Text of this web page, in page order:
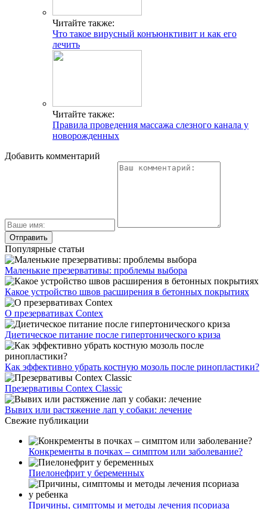
Читайте также:
Что такое вирусный конъюнктивит и как его
лечить
Читайте также:
Правила проведения массажа слезного канала у
новорожденных
Добавить комментарий
Популярные статьи
Маленькие презервативы: проблемы выбора
Какое устройство швов расширения в бетонных покрытиях
О презервативах Contex
Диетическое питание после гипертонического криза
Как эффективно убрать костную мозоль после ринопластики?
Презервативы Contex Classic
Вывих или растяжение лап у собаки: лечение
Свежие публикации
Конкременты в почках – симптом или заболевание?
Пиелонефрит у беременных
Причины, симптомы и методы лечения псориаза